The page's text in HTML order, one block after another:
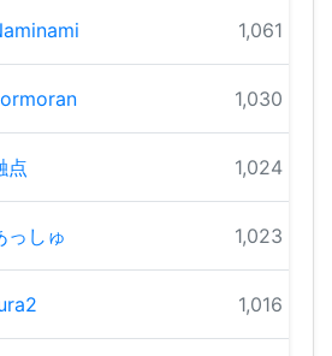
1,061 pts
1,030 pts
点 1,024 pts
っしゅ 1,023 pts
1,016 pts